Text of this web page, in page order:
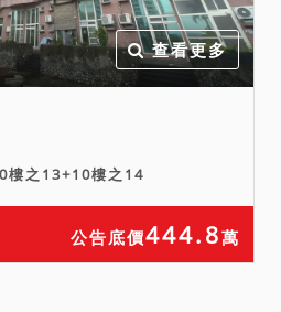
本標錦眾段1449地號位
封建物旁，其上部分為
，種植落雨松，部分為
為空地，種植落雨松，
建物屋內已無人居住，
電。遺有雜物、廢棄
查看更多
樓之13+10樓之14
公告底價444.8萬